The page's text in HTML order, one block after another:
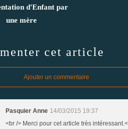
d'Enfant par
une mère
cet article
Ajouter un commentaire
Pasquier Anne 14/03/2015 19:37
<br /> Merci pour cet article très